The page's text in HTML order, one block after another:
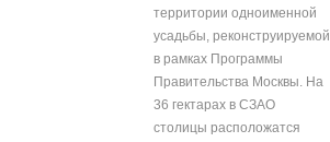
территории одноименной
усадьбы, реконструируемой
в рамках Программы
Правительства Москвы. На
36 гектарах в СЗАО
столицы расположатся